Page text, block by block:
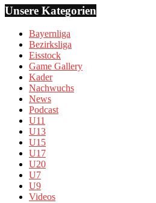
Unsere Kategorien
Bayernliga
Bezirksliga
Eisstock
Game Gallery
Kader
Nachwuchs
News
Podcast
U11
U13
U15
U17
U20
U7
U9
Videos